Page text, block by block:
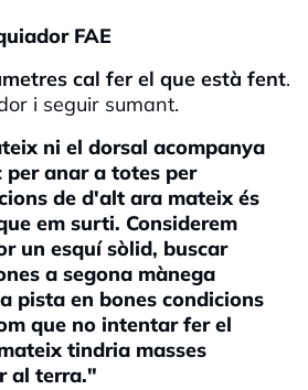
FAE
cal fer el que està fent.
i seguir sumant.
ni el dorsal acompanya
per anar a totes per
de d'alt ara mateix és
em surti. Considerem
un esquí sòlid, buscar
a segona mànega
pista en bones condicions
que no intentar fer el
tindria masses
al terra."